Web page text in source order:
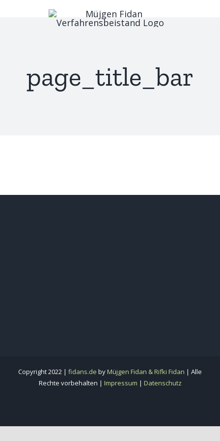
page_title_bar
Copyright 2022 | fidans.de byMüjgen Fidan & Rifki Fidan | Alle
Rechte vorbehalten | Impressum | Datenschutz